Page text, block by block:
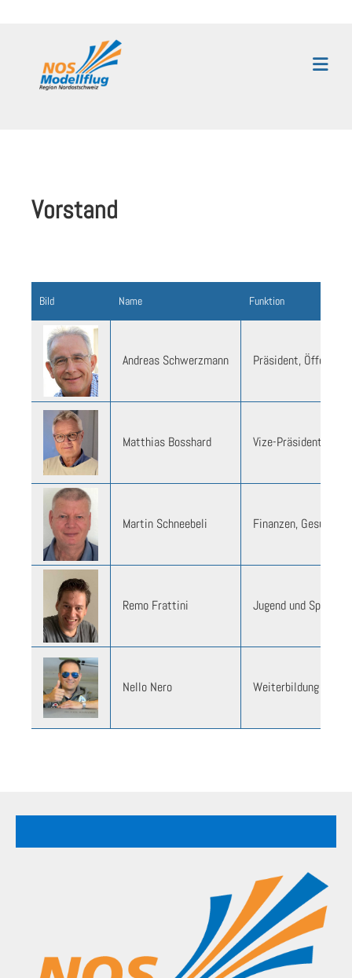
Vorstand
Bild Name Funktion
Andreas Schwerzmann Präsident,
Matthias Bosshard Vize-Präsident,
Martin Schneebeli Finanzen, Gesuche
Remo Frattini Jugend und Sport
Nello Nero Weiterbildung und